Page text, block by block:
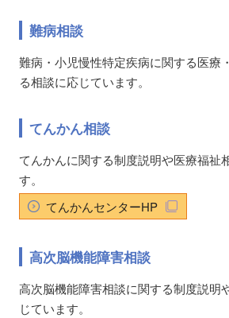
難病相談
難病・小児慢性特定疾病に関する医療
る相談に応じています。
てんかん相談
てんかんに関する制度説明や医療福祉
す。
てんかんセンターHP
高次脳機能障害相談
高次脳機能障害相談に関する制度説明
じています。